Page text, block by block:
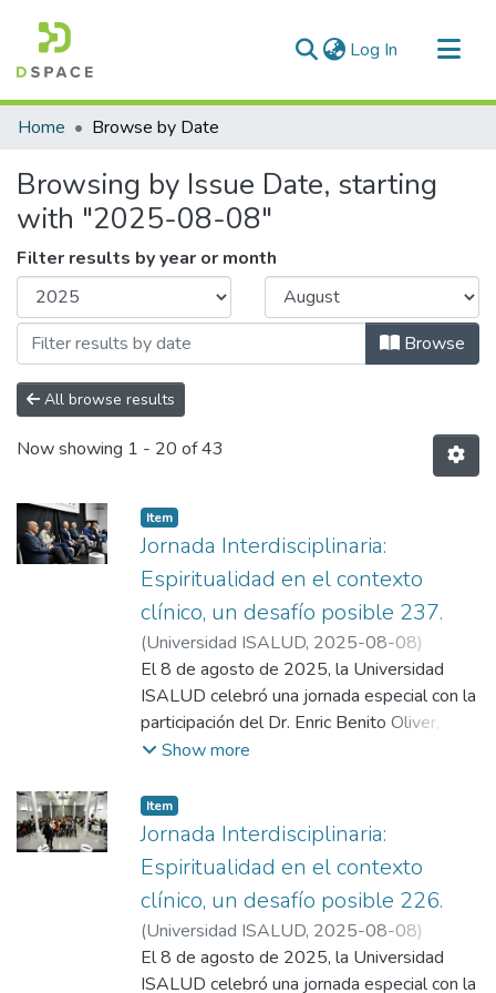
Log In (current)
Communities & Collections
Home Browse by Date
Browsing by Issue Date, starting
with "2025-08-08"
Filter results by year or month
Browse
All browse results
Now showing 1 - 20 of 43
Item
Jornada Interdisciplinaria:
Espiritualidad en el contexto
clínico, un desafío posible 237.
(Universidad ISALUD, 2025-08-08)
Departamento de Comunicación,
Universidad ISALUD
El 8 de agosto de 2025, la Universidad
ISALUD celebró una jornada especial con la
participación del Dr. Enric Benito Oliver,
referente internacional en cuidados
rectora Silvia Zambonini, quien dio la
bienvenida a un encuentro centrado en la
espiritualidad como esencia del ser humano
y columna vertebral del acompañamiento al
final de la vida. Benito destacó que el
sufrimiento va más allá de lo físico e integra
lo emocional, social y espiritual, recordando
Show more
Item
Jornada Interdisciplinaria:
Espiritualidad en el contexto
clínico, un desafío posible 226.
(Universidad ISALUD, 2025-08-08)
Departamento de Comunicación,
Universidad ISALUD
El 8 de agosto de 2025, la Universidad
ISALUD celebró una jornada especial con la